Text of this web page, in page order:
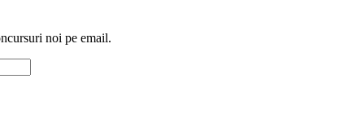
noi pe email.